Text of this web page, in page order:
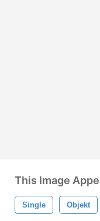
This Image
Single Objekt